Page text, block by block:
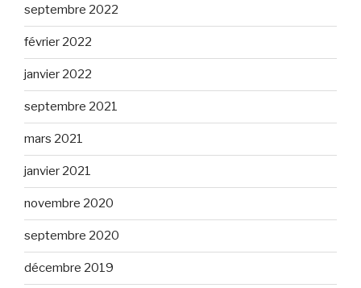
septembre 2022
février 2022
janvier 2022
septembre 2021
mars 2021
janvier 2021
novembre 2020
septembre 2020
décembre 2019